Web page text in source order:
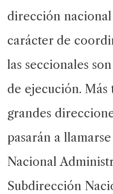
dirección nacional
carácter de
las seccionales
de ejecución. Más
grandes
pasarán a
Nacional
Subdirección